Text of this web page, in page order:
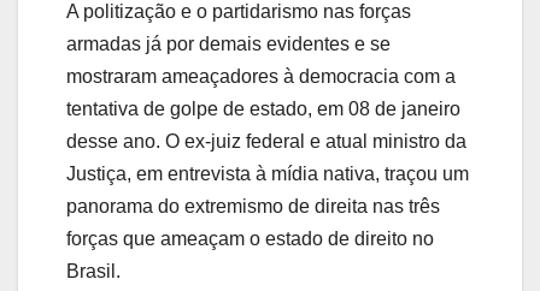
A politização e o partidarismo nas forças
armadas já por demais evidentes e se
mostraram ameaçadores à democracia com a
tentativa de golpe de estado, em 08 de janeiro
desse ano. O ex-juiz federal e atual ministro da
Justiça, em entrevista à mídia nativa, traçou um
panorama do extremismo de direita nas três
forças que ameaçam o estado de direito no
Brasil.